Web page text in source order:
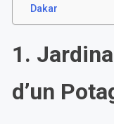
Dakar
1.
d’un